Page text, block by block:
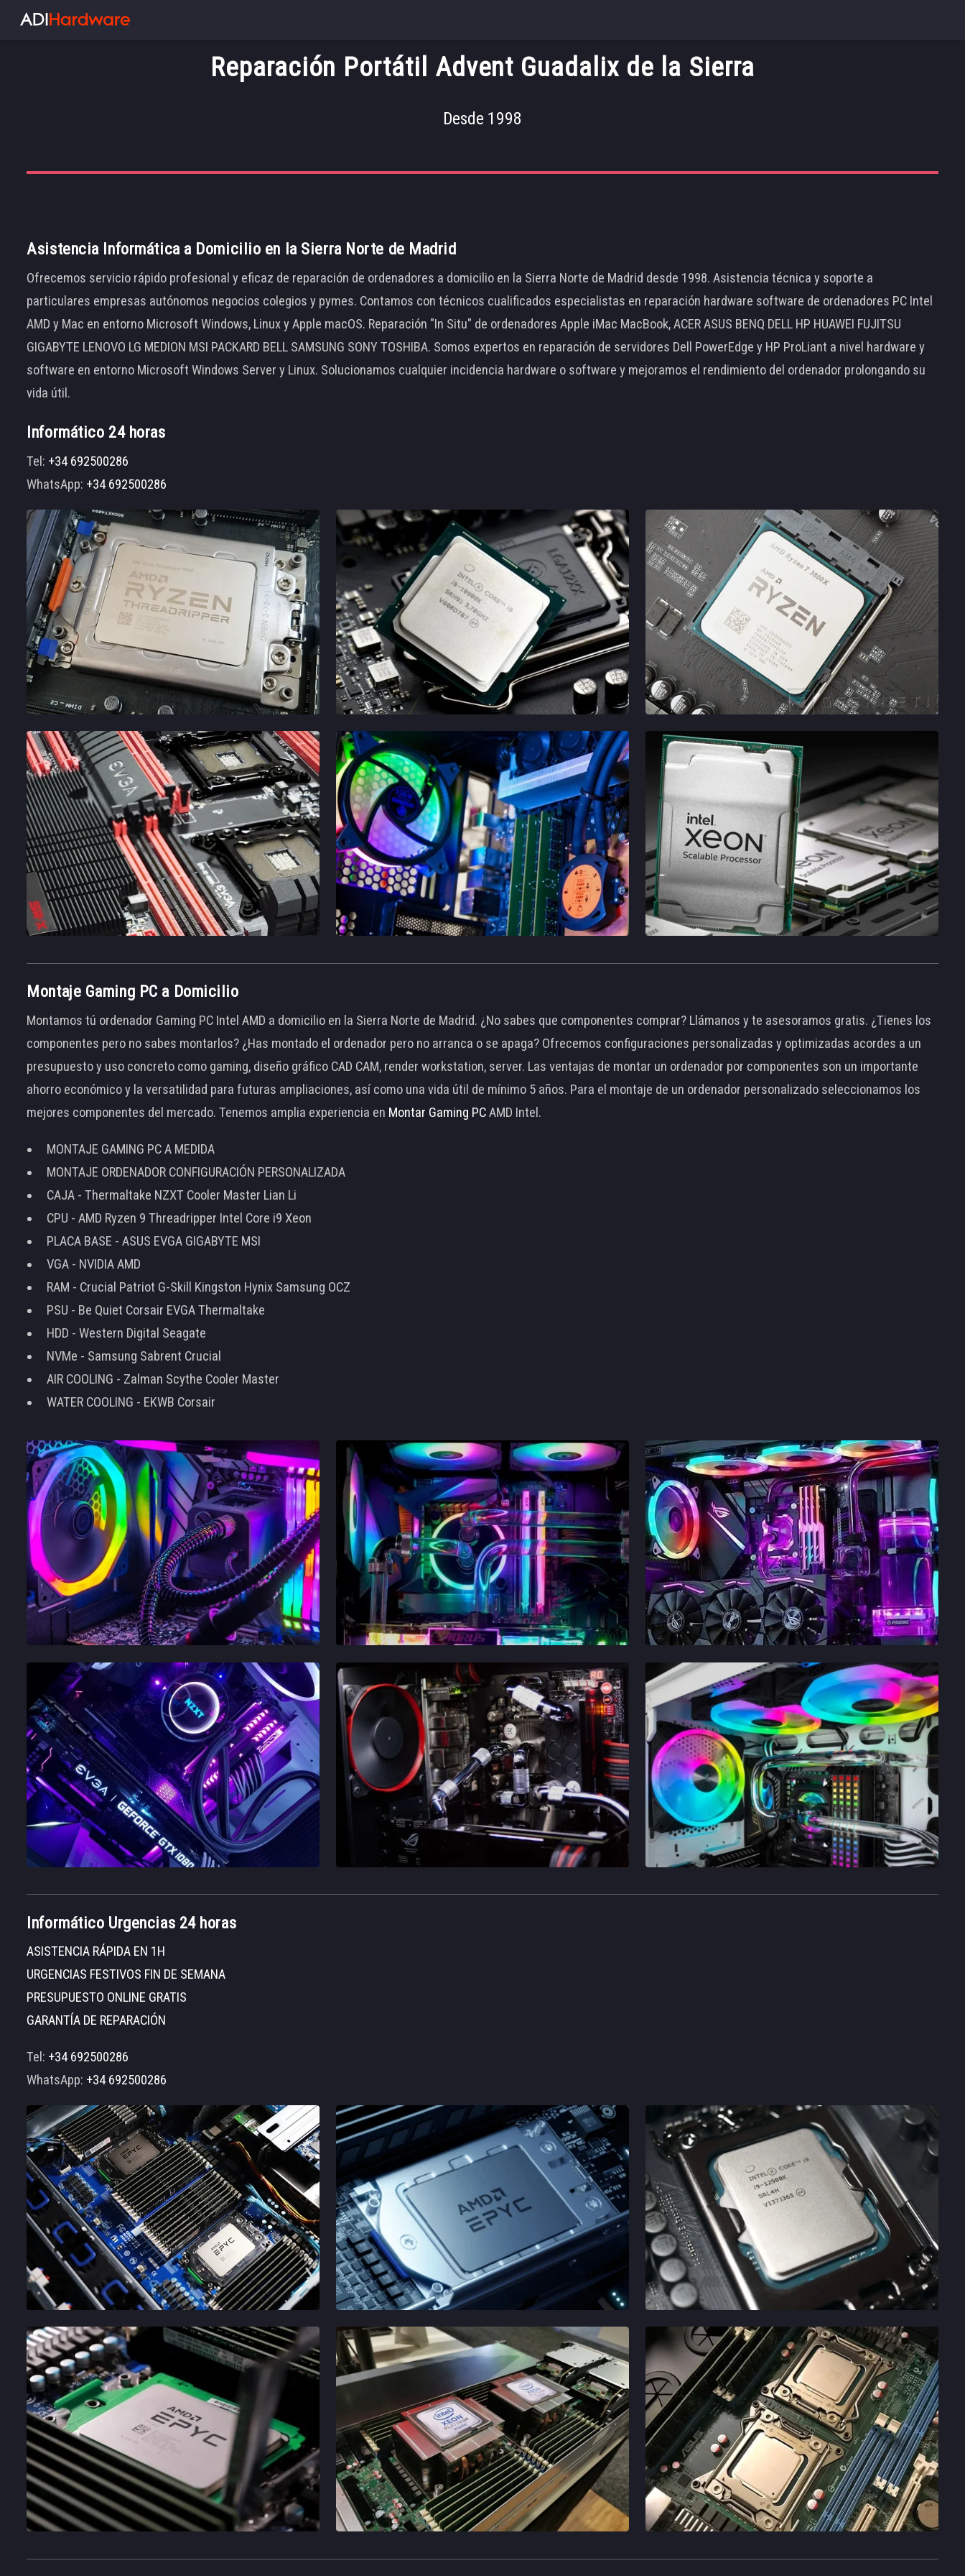
Reparación Portátil Advent Guadalix de la Sierra
Desde 1998
Asistencia Informática a Domicilio en la Sierra Norte de Madrid
Ofrecemos servicio rápido profesional y eficaz de reparación de ordenadores a domicilio en la Sierra Norte de Madrid desde 1998. Asistencia técnica y soporte a
particulares empresas autónomos negocios colegios y pymes. Contamos con técnicos cualificados especialistas en reparación hardware software de ordenadores PC Intel
AMD y Mac en entorno Microsoft Windows, Linux y Apple macOS. Reparación "In Situ" de ordenadores Apple iMac MacBook, ACER ASUS BENQ DELL HP HUAWEI FUJITSU
GIGABYTE LENOVO LG MEDION MSI PACKARD BELL SAMSUNG SONY TOSHIBA. Somos expertos en reparación de servidores Dell PowerEdge y HP ProLiant a nivel hardware y
software en entorno Microsoft Windows Server y Linux. Solucionamos cualquier incidencia hardware o software y mejoramos el rendimiento del ordenador prolongando su
vida útil.
Informático 24 horas
Tel: +34 692500286
WhatsApp: +34 692500286
Montaje Gaming PC a Domicilio
Montamos tú ordenador Gaming PC Intel AMD a domicilio en la Sierra Norte de Madrid. ¿No sabes que componentes comprar? Llámanos y te asesoramos gratis. ¿Tienes los
componentes pero no sabes montarlos? ¿Has montado el ordenador pero no arranca o se apaga? Ofrecemos configuraciones personalizadas y optimizadas acordes a un
presupuesto y uso concreto como gaming, diseño gráfico CAD CAM, render workstation, server. Las ventajas de montar un ordenador por componentes son un importante
ahorro económico y la versatilidad para futuras ampliaciones, así como una vida útil de mínimo 5 años. Para el montaje de un ordenador personalizado seleccionamos los
mejores componentes del mercado. Tenemos amplia experiencia en Montar Gaming PCAMD Intel.
MONTAJE GAMING PC A MEDIDA
MONTAJE ORDENADOR CONFIGURACIÓN PERSONALIZADA
CAJA - Thermaltake NZXT Cooler Master Lian Li
CPU - AMD Ryzen 9 Threadripper Intel Core i9 Xeon
PLACA BASE - ASUS EVGA GIGABYTE MSI
VGA - NVIDIA AMD
RAM - Crucial Patriot G-Skill Kingston Hynix Samsung OCZ
PSU - Be Quiet Corsair EVGA Thermaltake
HDD - Western Digital Seagate
NVMe - Samsung Sabrent Crucial
AIR COOLING - Zalman Scythe Cooler Master
WATER COOLING - EKWB Corsair
Informático Urgencias 24 horas
ASISTENCIA RÁPIDA EN 1H
URGENCIAS FESTIVOS FIN DE SEMANA
PRESUPUESTO ONLINE GRATIS
GARANTÍA DE REPARACIÓN
Tel: +34 692500286
WhatsApp: +34 692500286